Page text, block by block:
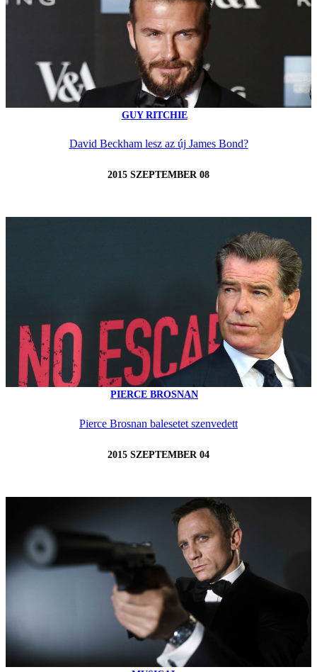
GUY RITCHIE
David Beckham lesz az új James Bond?
2015 SZEPTEMBER 08
PIERCE BROSNAN
Pierce Brosnan balesetet szenvedett
2015 SZEPTEMBER 04